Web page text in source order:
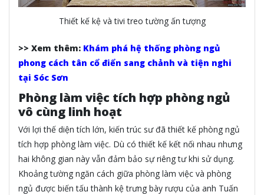
Thiết kế kệ và tivi treo tường ấn tượng
>> Xem thêm: Khám phá hệ thống phòng ngủ
phong cách tân cổ điển sang chảnh và tiện nghi
tại Sóc Sơn
Phòng làm việc tích hợp phòng ngủ
vô cùng linh hoạt
Với lợi thế diện tích lớn, kiến trúc sư đã thiết kế phòng ngủ
tích hợp phòng làm việc. Dù có thiết kế kết nối nhau nhưng
hai không gian này vẫn đảm bảo sự riêng tư khi sử dụng.
Khoảng tường ngăn cách giữa phòng làm việc và phòng
ngủ được biến tấu thành kệ trưng bày rượu của anh Tuấn